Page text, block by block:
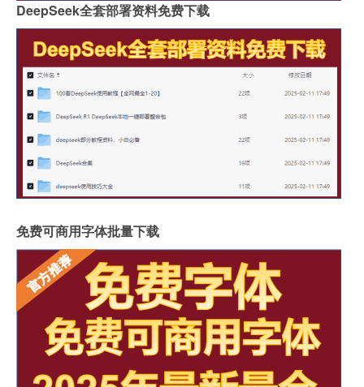
DeepSeek全套部署资料免费下载
免费可商用字体批量下载